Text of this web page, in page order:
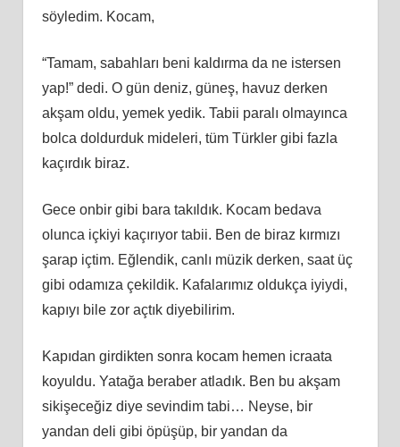
söyledim. Kocam,
“Tamam, sabahları beni kaldırma da ne istersen
yap!” dedi. O gün deniz, güneş, havuz derken
akşam oldu, yemek yedik. Tabii paralı olmayınca
bolca doldurduk mideleri, tüm Türkler gibi fazla
kaçırdık biraz.
Gece onbir gibi bara takıldık. Kocam bedava
olunca içkiyi kaçırıyor tabii. Ben de biraz kırmızı
şarap içtim. Eğlendik, canlı müzik derken, saat üç
gibi odamıza çekildik. Kafalarımız oldukça iyiydi,
kapıyı bile zor açtık diyebilirim.
Kapıdan girdikten sonra kocam hemen icraata
koyuldu. Yatağa beraber atladık. Ben bu akşam
sikişeceğiz diye sevindim tabi… Neyse, bir
yandan deli gibi öpüşüp, bir yandan da